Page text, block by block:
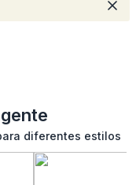
diferentes estilos